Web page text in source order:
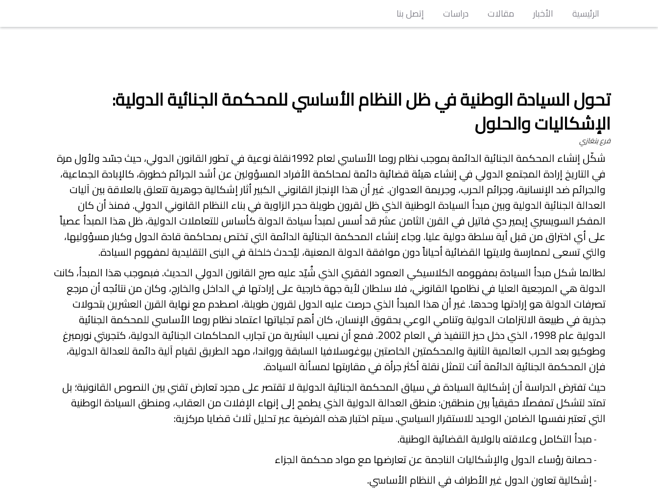
إتصل بنا دراسات مقالات الأخبار الرئيسية
تحول السيادة الوطنية في ظل النظام الأساسي للمحكمة الجنائية الدولية:
الإشكاليات والحلول
فرع بنغازي
شكّل إنشاء المحكمة الجنائية الدائمة بموجب نظام روما الأساسي لعام 1992نقلة نوعية في تطور القانون الدولي، حيث جسّد ولأول مرة
في التاريخ إرادة المجتمع الدولي في إنشاء هيئة قضائية دائمة لمحاكمة الأفراد المسؤولين عن أشد الجرائم خطورة، كالإبادة الجماعية،
والجرائم ضد الإنسانية، وجرائم الحرب، وجريمة العدوان. غير أن هذا الإنجاز القانوني الكبير أثار إشكالية جوهرية تتعلق بالعلاقة بين آليات
العدالة الجنائية الدولية وبين مبدأ السيادة الوطنية الذي ظل لقرون طويلة حجر الزاوية في بناء النظام القانوني الدولي. فمنذ أن كان
المفكر السويسري إيمير دي فاتيل في القرن الثامن عشر قد أسس لمبدأ سيادة الدولة كأساس للتعاملات الدولية، ظل هذا المبدأ عصياً
على أي اختراق من قبل أية سلطة دولية عليا. وجاء إنشاء المحكمة الجنائية الدائمة التي تختص بمحاكمة قادة الدول وكبار مسؤوليها،
والتي تسعى لممارسة ولايتها القضائية أحياناً دون موافقة الدولة المعنية، ليُحدث خلخلة في البنى التقليدية لمفهوم السيادة.
لطالما شكل مبدأ السيادة بمفهومه الكلاسيكي العمود الفقري الذي شُيّد عليه صرح القانون الدولي الحديث. فبموجب هذا المبدأ، كانت
الدولة هي المرجعية العليا في نظامها القانوني، فلا سلطان لأية جهة خارجية على إرادتها في الداخل والخارج، وكان من نتائجه أن مرجع
تصرفات الدولة هو إرادتها وحدها. غير أن هذا المبدأ الذي حرصت عليه الدول لقرون طويلة، اصطدم مع نهاية القرن العشرين بتحولات
جذرية في طبيعة الالتزامات الدولية وتنامي الوعي بحقوق الإنسان، كان أهم تجلياتها اعتماد نظام روما الأساسي للمحكمة الجنائية
الدولية عام1998، الذي دخل حيز التنفيذ في العام 2002. فمع أن نصيب البشرية من تجارب المحاكمات الجنائية الدولية، كتجربتي نورمبرغ
وطوكيو بعد الحرب العالمية الثانية والمحكمتين الخاصتين بيوغوسلافيا السابقة ورواندا، مهد الطريق لقيام آلية دائمة للعدالة الدولية،
فإن المحكمة الجنائية الدائمة أتت لتمثل نقلة أكثر جرأة في مقاربتها لمسألة السيادة.
حيثتفترض الدراسة أن إشكالية السيادة في سياق المحكمة الجنائية الدولية لا تقتصر على مجرد تعارض تقني بين النصوص القانونية؛ بل
تمتد لتشكل تمفصلًا حقيقياً بين منطقين: منطق العدالة الدولية الذي يطمح إلى إنهاء الإفلات من العقاب، ومنطق السيادة الوطنية
التي تعتبر نفسها الضامن الوحيد للاستقرار السياسي. سيتم اختبار هذه الفرضية عبر تحليل ثلاث قضايا مركزية:
- مبدأ التكامل وعلاقته بالولاية القضائية الوطنية.
- حصانة رؤساء الدول والإشكاليات الناجمة عنتعارضها مع مواد محكمة الجزاء
- إشكالية تعاون الدول غير الأطراف في النظام الأساسي.